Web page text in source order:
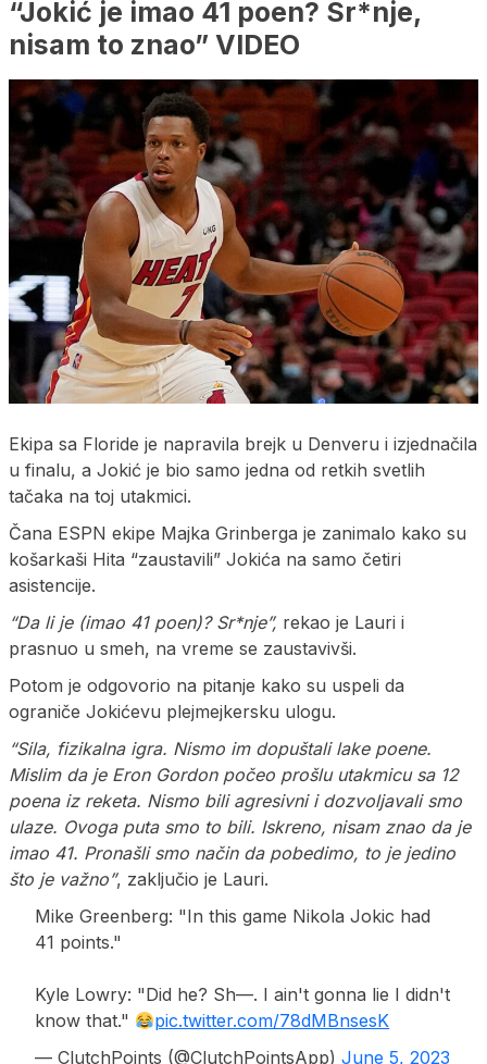
“Jokić je imao 41 poen? Sr*nje,
nisam to znao” VIDEO
Ekipa sa Floride je napravila brejk u Denveru i izjednačila
u finalu, a Jokić je bio samo jedna od retkih svetlih
tačaka na toj utakmici.
Čana ESPN ekipe Majka Grinberga je zanimalo kako su
košarkaši Hita “zaustavili” Jokića na samo četiri
asistencije.
“Da li je (imao 41 poen)? Sr*nje”, rekao je Lauri i
prasnuo u smeh, na vreme se zaustavivši.
Potom je odgovorio na pitanje kako su uspeli da
ograniče Jokićevu plejmejkersku ulogu.
“Sila, fizikalna igra. Nismo im dopuštali lake poene.
Mislim da je Eron Gordon počeo prošlu utakmicu sa 12
poena iz reketa. Nismo bili agresivni i dozvoljavali smo
ulaze. Ovoga puta smo to bili. Iskreno, nisam znao da je
imao 41. Pronašli smo način da pobedimo, to je jedino
što je važno”, zaključio je Lauri.
Mike Greenberg: "In this game Nikola Jokic had
41 points."
Kyle Lowry: "Did he? Sh—. I ain't gonna lie I didn't
know that."
pic.twitter.com/78dMBnsesK
— ClutchPoints (@ClutchPointsApp) June 5, 2023